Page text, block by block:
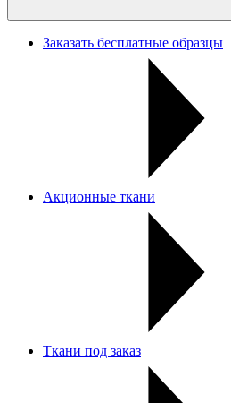
Заказать бесплатные образцы
Акционные ткани
Ткани под заказ